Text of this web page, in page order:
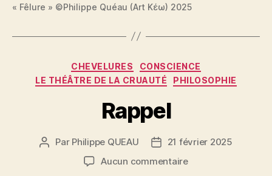
« Fêlure » ©Philippe Quéau (Art Κέω) 2025
Catégories
CHEVELURES
CONSCIENCE
LE THÉÂTRE DE LA CRUAUTÉ
PHILOSOPHIE
Rappel
Auteur
Par Philippe QUEAU
Date21 février 2025
Aucun commentairesur